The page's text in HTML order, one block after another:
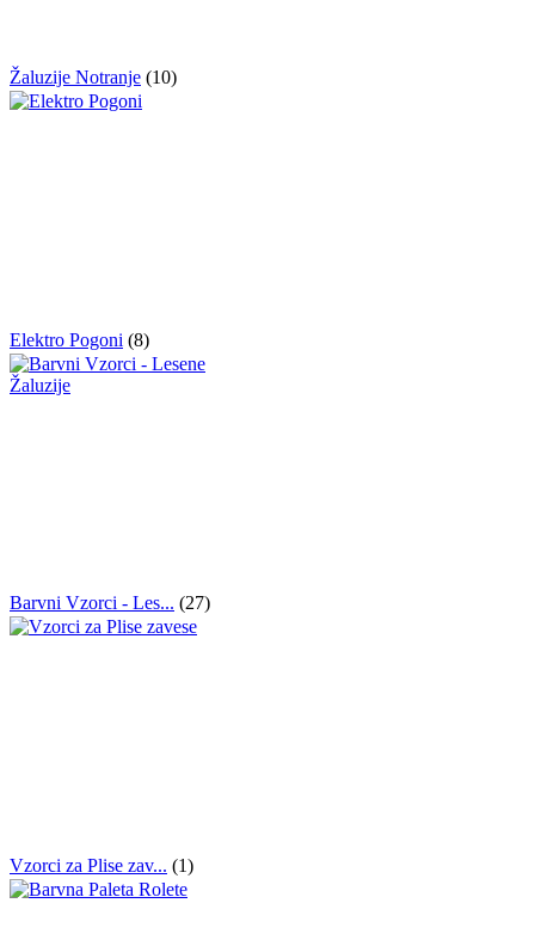
Žaluzije Notranje (10)
Elektro Pogoni (8)
Barvni Vzorci - Les... (27)
Vzorci za Plise zav... (1)